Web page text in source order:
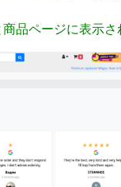
品ページに表示さ